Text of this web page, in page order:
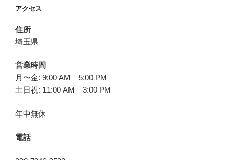
アクセス
住所
埼玉県
営業時間
月〜金: 9:00 AM – 5:00 PM
土日祝: 11:00 AM – 3:00 PM
年中無休
電話